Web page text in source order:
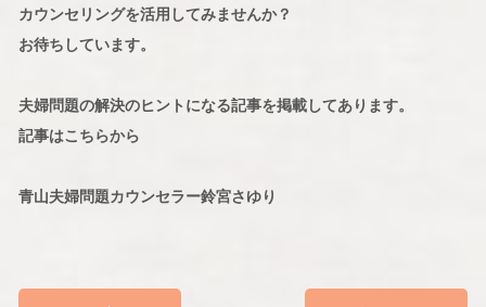
カウンセリングを活用してみませんか？
お待ちしています。
夫婦問題の解決のヒントになる記事を掲載してあります。
記事はこちらから
青山夫婦問題カウンセラー鈴宮さゆり